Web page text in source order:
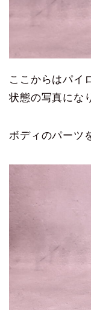
ここからはパイ
状態の写真にな
ボディのパーツ